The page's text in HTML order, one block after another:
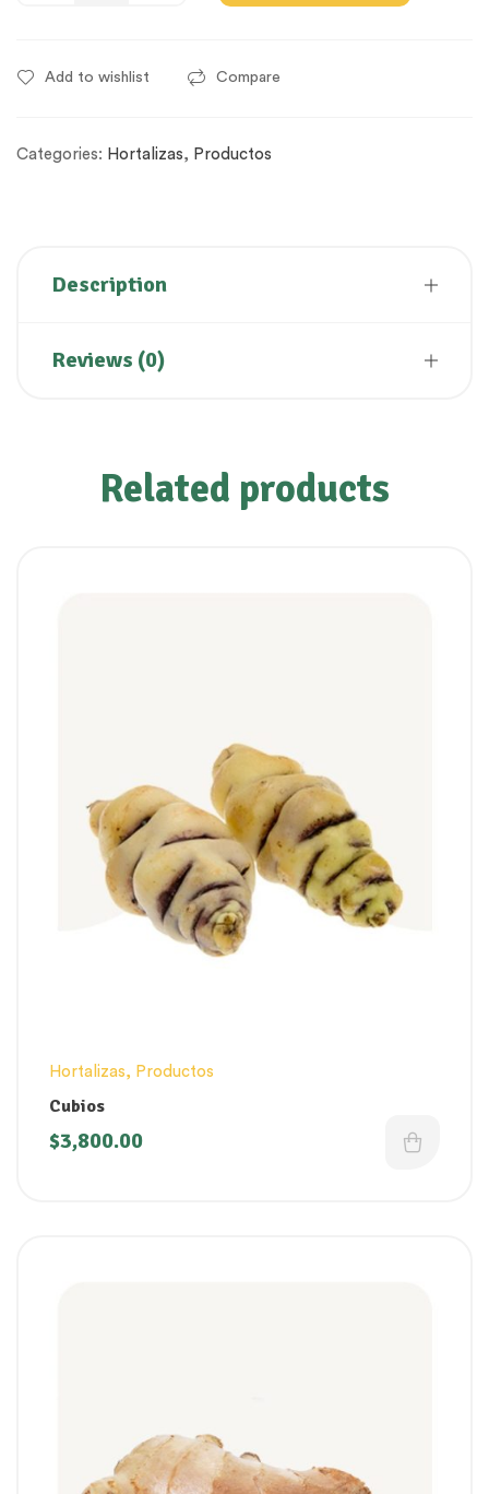
Add to wishlist Compare
Categories: Hortalizas, Productos
Description
Reviews (0)
Related products
Hortalizas, Productos
Cubios
$3,800.00